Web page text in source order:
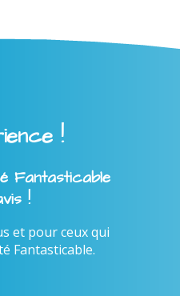
!
Fantasticable
!
et pour ceux qui
Fantasticable.